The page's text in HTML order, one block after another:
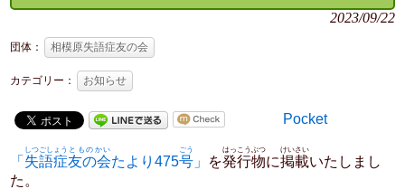
2023/09/22
団体： 相模原失語症友の会
カテゴリー： お知らせ
Pocket
「 失語症
しつごしょう
友の会
とものかい
たより475号
ごう
」 を発行物
はっこうぶつ
に掲載
けいさい
いたしまし
た。